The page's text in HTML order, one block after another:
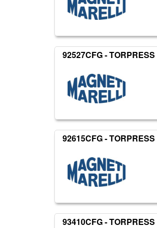
92527CFG - TORPRESS
92615CFG - TORPRESS
93410CFG - TORPRESS